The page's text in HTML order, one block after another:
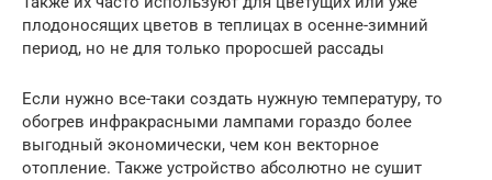
плодоносящих цветов в теплицах в осенне-зимний
период, но не для только проросшей рассады
Если нужно все-таки создать нужную температуру, то
обогрев инфракрасными лампами гораздо более
выгодный экономически, чем кон векторное
отопление. Также устройство абсолютно не сушит